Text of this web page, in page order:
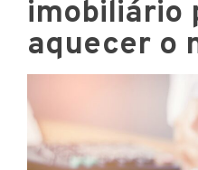
imobiliário
aquecer o